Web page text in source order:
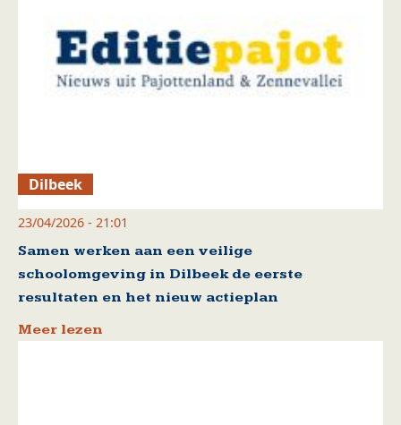
Dilbeek
23/04/2026 - 21:01
Samen werken aan een veilige
schoolomgeving in Dilbeek de eerste
resultaten en het nieuw actieplan
Meer lezen